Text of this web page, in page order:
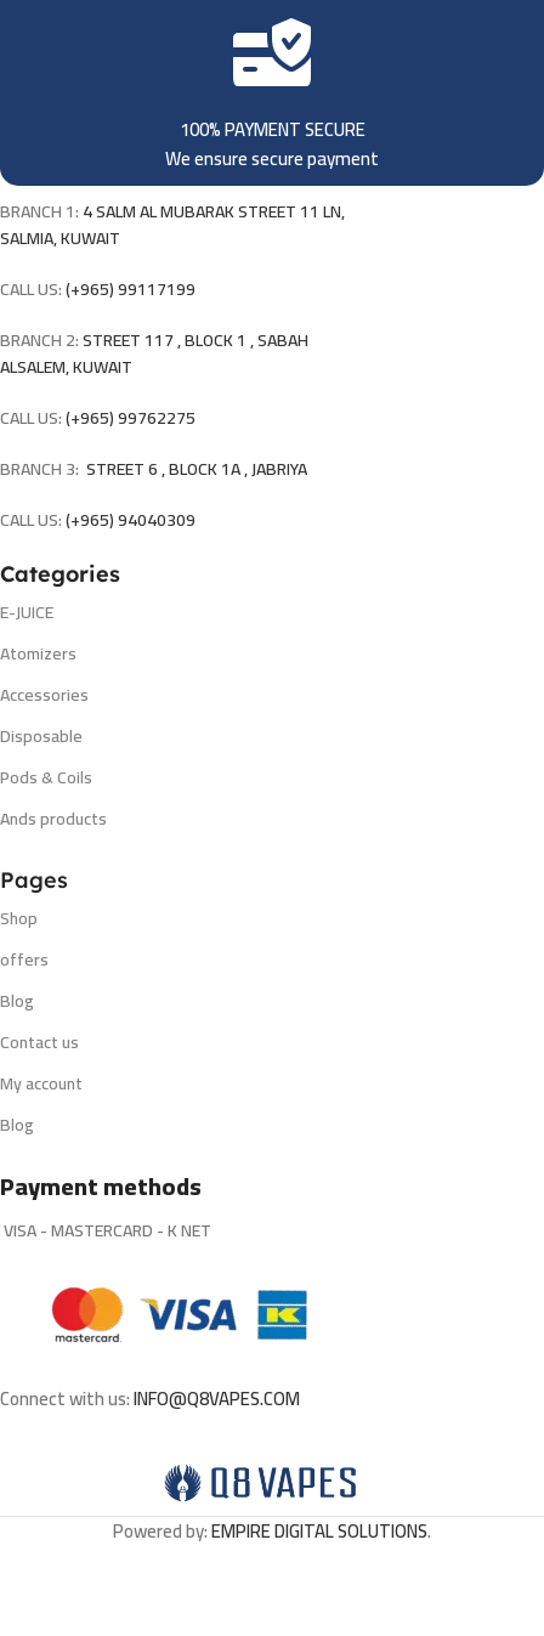
100% PAYMENT SECURE
We ensure secure payment
BRANCH 1:4 SALM AL MUBARAK STREET 11 LN,
SALMIA, KUWAIT
CALL US:(+965) 99117199
BRANCH 2:STREET 117 , BLOCK 1 , SABAH
ALSALEM, KUWAIT
CALL US:(+965) 99762275
BRANCH 3: STREET 6 , BLOCK 1A , JABRIYA
CALL US:(+965) 94040309
Categories
E-JUICE
Atomizers
Accessories
Disposable
Pods & Coils
Ands products
Pages
Shop
offers
Blog
Contact us
My account
Blog
Payment methods
VISA - MASTERCARD - K NET
Connect with us:INFO@Q8VAPES.COM
Powered by:EMPIRE DIGITAL SOLUTIONS.